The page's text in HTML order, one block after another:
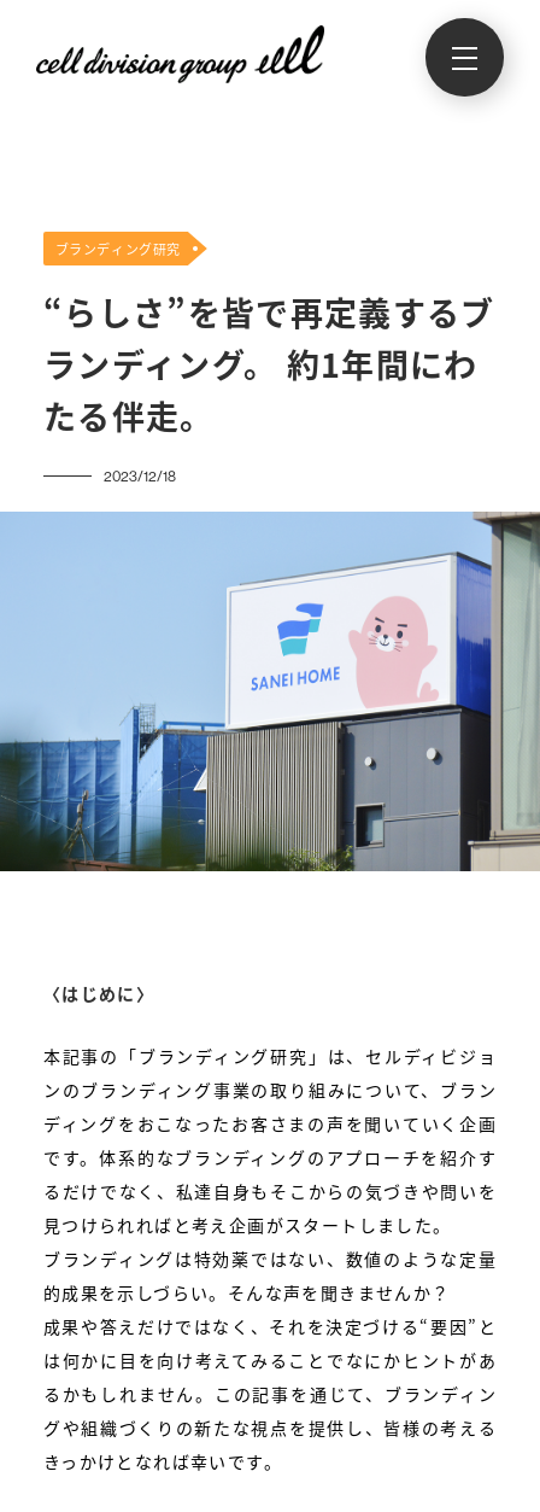
ブランディング研究
“らしさ”を皆で再定義するブ
ランディング。 約1年間にわ
たる伴走。
2023/12/18
〈はじめに〉
本記事の「ブランディング研究」は、セルディビジョ
ンのブランディング事業の取り組みについて、ブラン
ディングをおこなったお客さまの声を聞いていく企画
です。体系的なブランディングのアプローチを紹介す
るだけでなく、私達自身もそこからの気づきや問いを
見つけられればと考え企画がスタートしました。
ブランディングは特効薬ではない、数値のような定量
的成果を示しづらい。そんな声を聞きませんか？
成果や答えだけではなく、それを決定づける“要因”と
は何かに目を向け考えてみることでなにかヒントがあ
るかもしれません。この記事を通じて、ブランディン
グや組織づくりの新たな視点を提供し、皆様の考える
きっかけとなれば幸いです。